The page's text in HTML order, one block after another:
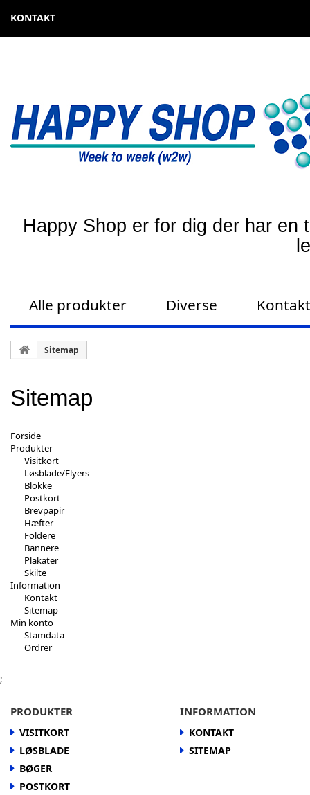
KONTAKT
Happy Shop er for dig der har
Alle produkter Diverse
Sitemap
Sitemap
Forside
Produkter
Visitkort
Løsblade/Flyers
Blokke
Postkort
Brevpapir
Hæfter
Foldere
Bannere
Plakater
Skilte
Information
Kontakt
Sitemap
Min konto
Stamdata
Ordrer
;
PRODUKTER
VISITKORT
LØSBLADE
BØGER
POSTKORT
INFORMATION
KONTAKT
SITEMAP